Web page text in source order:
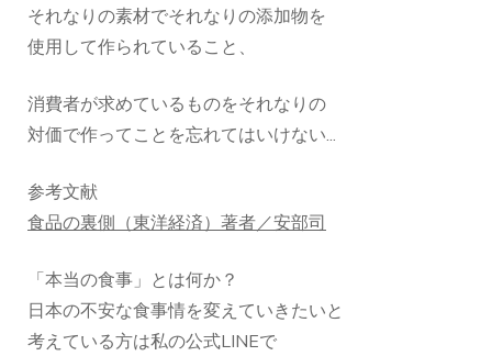
それなりの素材でそれなりの添加物を
使用して作られていること、
消費者が求めているものをそれなりの
対価で作ってことを忘れてはいけない...
参考文献
食品の裏側（東洋経済）著者／安部司
「本当の食事」とは何か？
日本の不安な食事情を変えていきたいと
考えている方は私の公式LINEで